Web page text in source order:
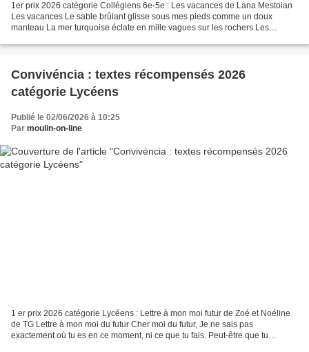
1er prix 2026 catégorie Collégiens 6e-5e : Les vacances de Lana Mestoian
Les vacances Le sable brûlant glisse sous mes pieds comme un doux
manteau La mer turquoise éclate en mille vagues sur les rochers Les
Convivéncia : textes récompensés 2026
catégorie Lycéens
Publié le 02/06/2026 à 10:25
Par moulin-on-line
1 er prix 2026 catégorie Lycéens : Lettre à mon moi futur de Zoé et Noéline
de TG Lettre à mon moi du futur Cher moi du futur, Je ne sais pas
exactement où tu es en ce moment, ni ce que tu fais. Peut-être que tu